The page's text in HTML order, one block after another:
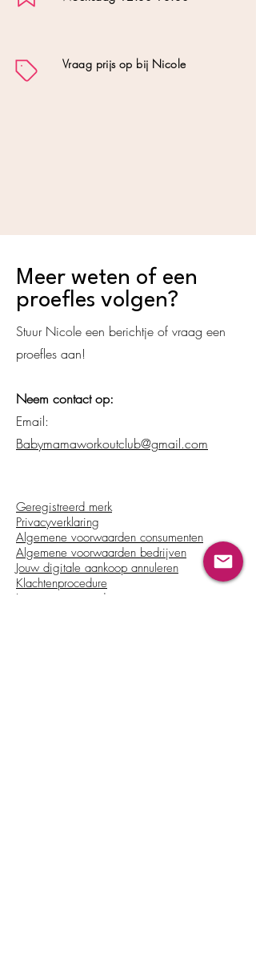
Vraag prijs op bij Nicole
Meer weten of een
proefles volgen?
Stuur Nicole een berichtje of vraag een
proefles aan!
Neem contact op:
Email:
Babymamaworkoutclub@gmail.com
Geregistreerd merk
Privacyverklaring
Algemene voorwaarden consumenten
Algemene voorwaarden bedrijven
Jouw digitale aankoop annuleren
Klachtenprocedure
Licentievoorwaarden trainers